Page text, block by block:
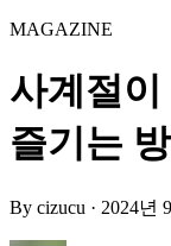
MAGAZINE
사계절
즐기는
By cizucu · 2024년